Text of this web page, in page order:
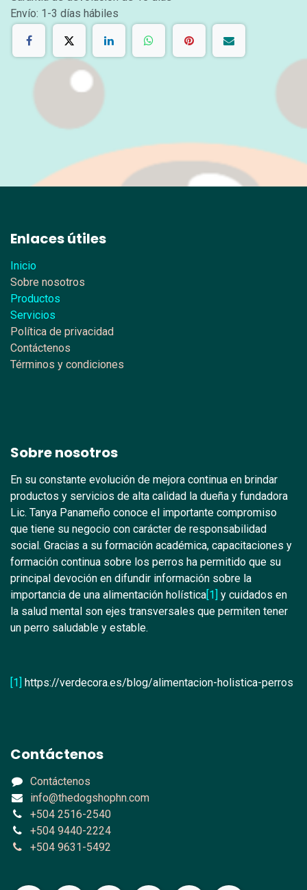
Envío: 1-3 días hábiles
Enlaces útiles
Inicio
Sobre nosotros
Productos
Servicios
Política de privacidad
Contáctenos
Términos y condiciones
Sobre nosotros
En su constante evolución de mejora continua en brindar
productos y servicios de alta calidad la dueña y fundadora
Lic. Tanya Panameño conoce el importante compromiso
que tiene su negocio con carácter de responsabilidad
social. Gracias a su formación académica, capacitaciones y
formación continua sobre los perros ha permitido que su
principal devoción en difundir información sobre la
importancia de una alimentación holística[1] y cuidados en
la salud mental son ejes transversales que permiten tener
un perro saludable y estable.
[1] https://verdecora.es/blog/alimentacion-holistica-perros
Contáctenos
Contáctenos
info@thedogshophn.com
+504 2516-2540
+504 9440-2224
+504 9631-5492